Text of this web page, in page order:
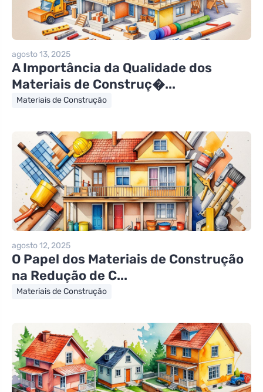
agosto 13, 2025
A Importância da Qualidade dos
Materiais de Construç�...
Materiais de Construção
agosto 12, 2025
O Papel dos Materiais de Construção
na Redução de C...
Materiais de Construção